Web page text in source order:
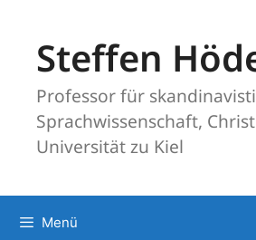
springenSteffen
Professor für
Sprachwissenschaft,
Universität zu Kiel
Menü